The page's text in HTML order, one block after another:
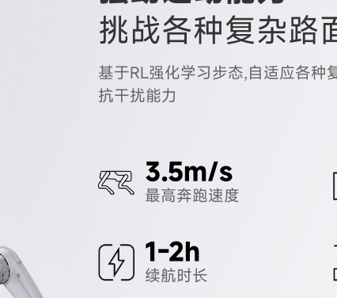
挑战各种复杂路
基于RL强化学习步态,自适应各种
抗干扰能力
3.5m/s
最高奔跑速度
1-2h
续航时长